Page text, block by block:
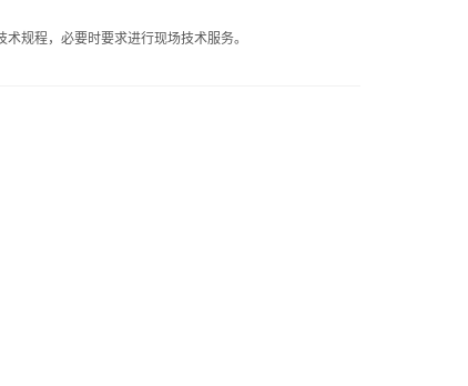
规程，必要时要求进行现场技术服务。